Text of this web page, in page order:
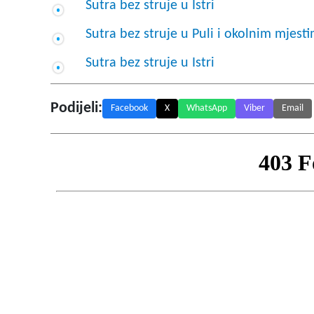
Sutra bez struje u Istri
Sutra bez struje u Puli i okolnim
Sutra bez struje u Istri
Podijeli: Facebook X WhatsApp Viber Email